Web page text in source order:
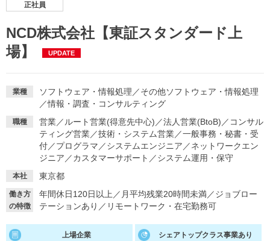
就活ノウハウ・サポート
就活支援
就活ノウハウが満載！ お役立ち記事・相談室など
正社員
NCD株式会社【東証スタンダード上
場】
UPDATE
業種 ソフトウェア・情報処理 ／その他ソフトウェア・情報処理
／情報・調査・コンサルティング
職種 営業／ ルート営業(得意先中心) ／法人営業(BtoB) ／ コンサル
ティング営業／技術・システム営業／一般事務・秘書・受
付／プログラマ ／システムエンジニア ／ネットワークエン
ジニア ／カスタマーサポート ／システム運用・保守
本社 東京都
働き方
の特徴
年間休日120日以上 ／ 月平均残業20時間未満／ジョブロー
テーションあり ／ リモートワーク・在宅勤務可
上場企業 シェアトップクラス事業あり